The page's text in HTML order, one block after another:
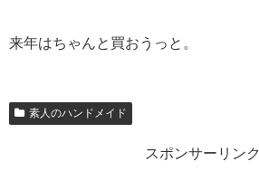
来年はちゃんと買おうっと。
素人のハンドメイド
スポンサーリンク